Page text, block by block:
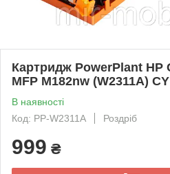
Картридж PowerPlant HP
MFP M182nw (W2311A)
В наявності
Код: PP-W2311A
Роздріб
999 ₴